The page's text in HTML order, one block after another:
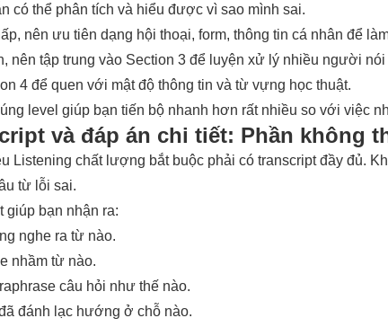
có thể phân tích và hiểu được vì sao mình sai.
nên ưu tiên dạng hội thoại, form, thông tin cá nhân để
nên tập trung vào Section 3 để luyện xử lý nhiều người
4 để quen với mật độ thông tin và từ vựng học thuật.
level giúp bạn tiến bộ nhanh hơn rất nhiều so với việc
và đáp án chi tiết: Phần không
Listening chất lượng bắt buộc phải có transcript đầy đủ.
từ lỗi sai.
giúp bạn nhận ra:
nghe ra từ nào.
nhầm từ nào.
câu hỏi như thế nào.
đánh lạc hướng ở chỗ nào.